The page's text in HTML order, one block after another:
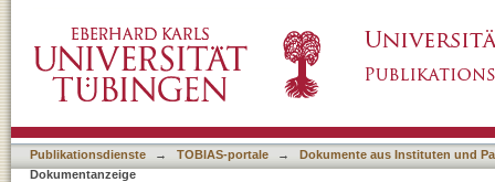
Publikationsdienste → TOBIAS-portale →
Dokumente aus Instituten und
Dokumentanzeige